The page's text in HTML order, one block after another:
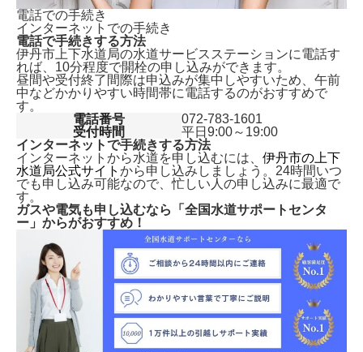
電話での手続き
インターネットでの手続き
電話で手続きする方法
伊丹市上下水道局の水道サービスステーションに電話す
れば、 10分程度で開栓の申し込みができます。
昼間や受付終了間際は申込みが集中しやすいため、午前
中などかかりやすい時間帯に電話するのがおすすめで
す。
電話番号
072-783-1601
受付時間
平日9:00～19:00
インターネットで手続きする方法
インターネットから水道を申し込むには、 伊丹市の上下
水道局公式サイト から申し込みしましょう。24時間いつ
でも申し込み可能なので、忙しい人の申し込みに最適で
す。
ガスや電気も申し込むなら「全国水道サポートセンタ
ー」からがおすすめ！